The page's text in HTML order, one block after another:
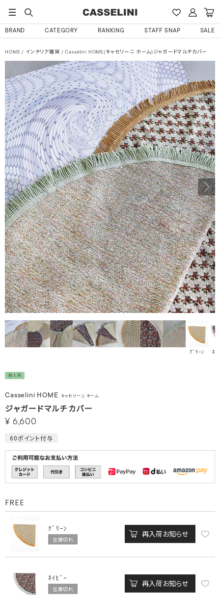
BRAND CATEGORY RANKING STAFF SNAP SALE
HOME インテリア雑貨 Casselini HOME(キャセリーニ ホーム)ジャガードマルチカバー
ｸﾞﾘｰﾝ ﾈｲ
再入荷
Casselini HOME キャセリーニ ホーム
ジャガードマルチカバー
¥ 6,600
60ポイント付与
FREE
ｸﾞﾘｰﾝ
在庫切れ
再入荷お知らせ
ﾈｲﾋﾞｰ
在庫切れ
再入荷お知らせ